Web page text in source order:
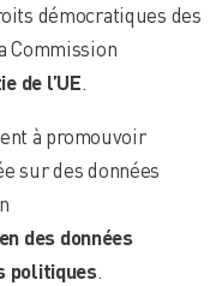
démocratiques des
Commission
de l’UE.
à promouvoir
sur des données
des données
politiques.